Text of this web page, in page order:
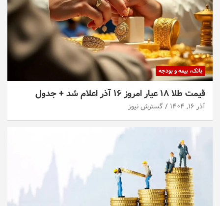
بانک، بیمه و بودجه
قیمت طلا ۱۸ عیار امروز ۱۶ آذر اعلام شد + جدول
آذر ۱۶, ۱۴۰۴ گسترش نیوز